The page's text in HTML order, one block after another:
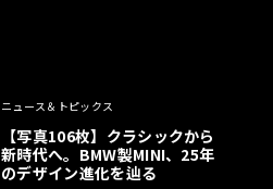
ニュース＆トピックス
【写真106枚】クラシックから
新時代へ。BMW製MINI、25年
のデザイン進化を辿る